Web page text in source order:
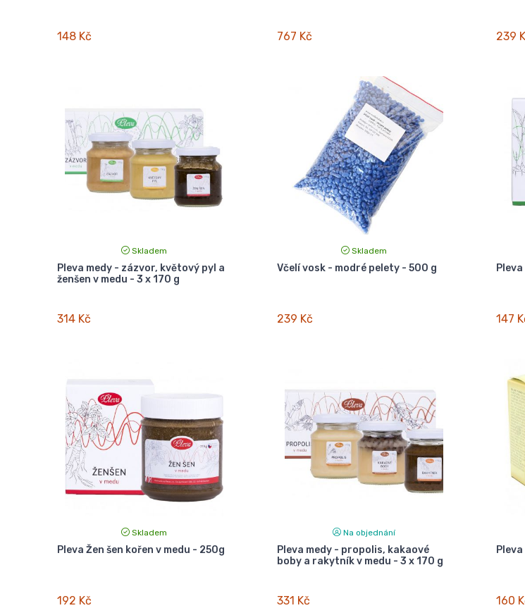
148 Kč 767 Kč 239
Skladem
Pleva medy - zázvor, květový pyl a
ženšen v medu - 3 x 170 g
314 Kč
Skladem
Včelí vosk - modré pelety - 500 g
239 Kč 147
Skladem
Pleva Žen šen kořen v medu - 250g
192 Kč
Na objednání
Pleva medy - propolis, kakaové
boby a rakytník v medu - 3 x 170 g
331 Kč 160